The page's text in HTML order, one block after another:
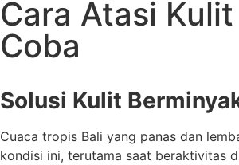
Cara Atasi
Coba
Solusi Kulit
Cuaca tropis Bali yang panas dan
kondisi ini, terutama saat beraktivitas